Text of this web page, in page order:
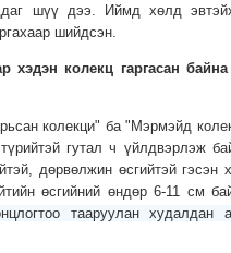
шүү дээ. Иймд хөлд
шийдсэн.
хэдэн колекц гаргасан
колекци" ба "Мэрмэйд
гутал ч үйлдвэрлэж
дөрвөлжин өсгийтэй гэсэн
өсгийний өндөр 6-11 см
тааруулан худалдан